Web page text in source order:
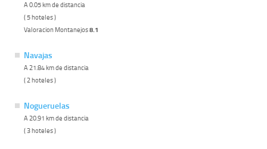
A 0.05 km de distancia
( 5 hoteles )
Valoracion Montanejos8.1
Navajas
A 21.84 km de distancia
( 2 hoteles )
Nogueruelas
A 20.91 km de distancia
( 3 hoteles )